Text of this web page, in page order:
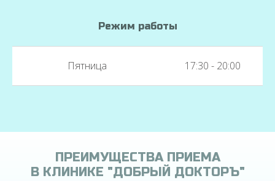
Режим работы
Пятница 17:30 - 20:00
ПРЕИМУЩЕСТВА ПРИЕМА
В КЛИНИКЕ "ДОБРЫЙ ДОКТОРЪ"